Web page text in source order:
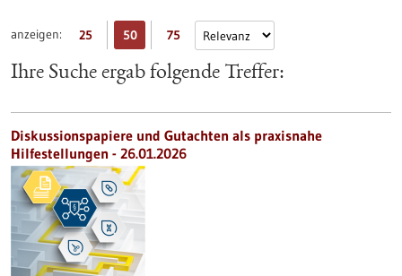
anzeigen: 25 50 75
Ihre Suche ergab folgende Treffer:
Diskussionspapiere und Gutachten als praxisnahe
Hilfestellungen - 26.01.2026